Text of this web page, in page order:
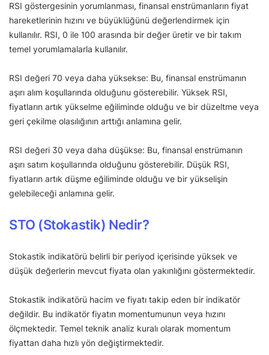
RSI göstergesinin yorumlanması, finansal enstrümanların fiyat
hareketlerinin hızını ve büyüklüğünü değerlendirmek için
kullanılır. RSI, 0 ile 100 arasında bir değer üretir ve bir takım
temel yorumlamalarla kullanılır.
RSI değeri 70 veya daha yüksekse: Bu, finansal enstrümanın
aşırı alım koşullarında olduğunu gösterebilir. Yüksek RSI,
fiyatların artık yükselme eğiliminde olduğu ve bir düzeltme veya
geri çekilme olasılığının arttığı anlamına gelir.
RSI değeri 30 veya daha düşükse: Bu, finansal enstrümanın
aşırı satım koşullarında olduğunu gösterebilir. Düşük RSI,
fiyatların artık düşme eğiliminde olduğu ve bir yükselişin
gelebileceği anlamına gelir.
STO (Stokastik) Nedir?
Stokastik indikatörü belirli bir periyod içerisinde yüksek ve
düşük değerlerin mevcut fiyata olan yakınlığını göstermektedir.
Stokastik indikatörü hacim ve fiyatı takip eden bir indikatör
değildir. Bu indikatör fiyatın momentumunun veya hızını
ölçmektedir. Temel teknik analiz kuralı olarak momentum
fiyattan daha hızlı yön değiştirmektedir.